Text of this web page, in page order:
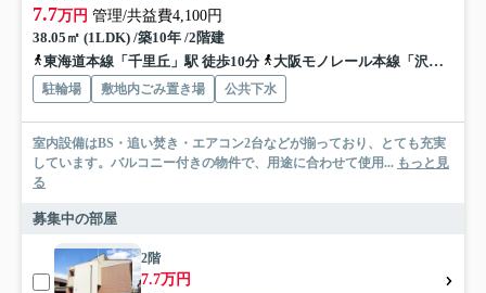
7.7万円 管理/共益費4,100円
38.05㎡ (1LDK) /築10年 /2階建
東海道本線「千里丘」駅 徒歩10分
大阪モノレール本線「沢良宜」駅 徒歩16分
駐輪場 敷地内ごみ置き場 公共下水
室内設備はBS・追い焚き・エアコン2台などが揃っており、とても充実
しています。バルコニー付きの物件で、用途に合わせて使用... もっと見
る
募集中の部屋
2階
7.7万円